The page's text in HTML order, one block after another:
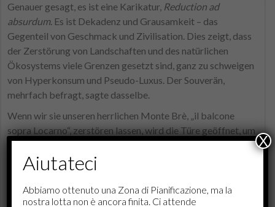
Genauer gesagt, es ist eine Karikatur, Reduction ad
absurdum. Es ist Dekadenz und Grausamkeit – das
Gegenteil von Geschmack und Zivilisation. Dies zeigt, dass
der Zerstörung von Landschaften und des natürlichen
Ökosystems viele Grenzen gesetzt sind, ganz zu schweigen
von Hyperkonsum und Pseudo-Luxus. Der Souverän,
mehrfach befragt, sagte dasselbe.
Wenn wir sie unseren herrlichen Monte Brè, „il balcone
sopra Locarno“, zerstören lassen, wird die Türe geöffnet, um
das gleiche in den Tälern und Bergen der Sopraceneri zu tun.
Wir sind die letzte Front des Widerstands gegen die
Durchsuchen Sie unsere Website, um zu verstehen,was
Aiutateci
Abbiamo ottenuto una Zona di Pianificazione, ma la
nostra lotta non è ancora finita. Ci attende
X